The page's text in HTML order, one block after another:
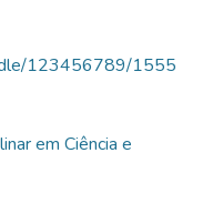
123456789/1555
em Ciência e